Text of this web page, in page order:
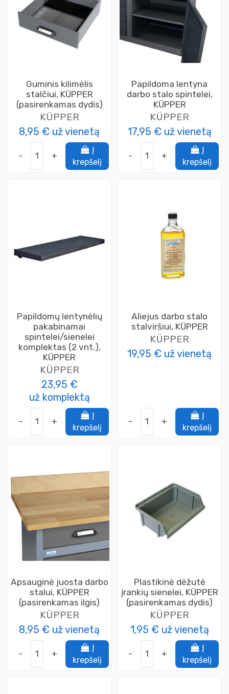
Guminis kilimėlis
stalčiui, KÜPPER
(pasirenkamas dydis)
KÜPPER
8,95 € už vienetą
- +
Į
krepšelį
Papildoma lentyna
darbo stalo spintelei,
KÜPPER
KÜPPER
17,95 € už vienetą
- +
Į
krepšelį
Papildomų lentynėlių
pakabinamai
spintelei/sienelei
komplektas (2 vnt.),
KÜPPER
KÜPPER
23,95 €
už komplektą
- +
Į
krepšelį
Aliejus darbo stalo
stalviršiui, KÜPPER
KÜPPER
19,95 € už vienetą
- +
Į
krepšelį
Apsauginė juosta darbo
stalui, KÜPPER
(pasirenkamas ilgis)
KÜPPER
8,95 € už vienetą
- +
Į
krepšelį
Plastikinė dėžutė
įrankių sienelei, KÜPPER
(pasirenkamas dydis)
KÜPPER
1,95 € už vienetą
- +
Į
krepšelį